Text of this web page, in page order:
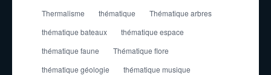
Thermalisme
thématique
Thématique arbres
thématique bateaux
thématique espace
thématique faune
Thématique flore
thématique géologie
thématique musique